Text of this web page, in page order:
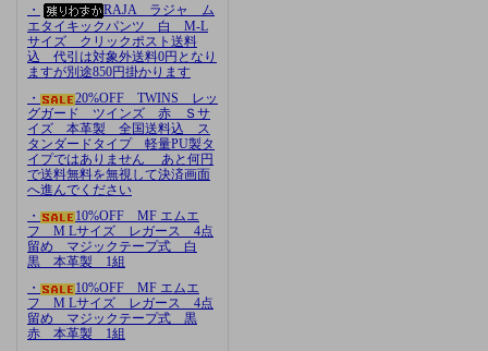
・
RAJA ラジャ ム
エタイキックパンツ 白 M-L
サイズ クリックポスト送料
込 代引は対象外送料0円となり
ますが別途850円掛かります
・
20%OFF TWINS レッ
グガード ツインズ 赤 Ｓサ
イズ 本革製 全国送料込 ス
タンダードタイプ 軽量PU製タ
イプではありません あと何円
で送料無料を無視して決済画面
へ進んでください
・
10%OFF MF エムエ
フ M Lサイズ レガース 4点
留め マジックテープ式 白
黒 本革製 1組
・
10%OFF MF エムエ
フ M Lサイズ レガース 4点
留め マジックテープ式 黒
赤 本革製 1組